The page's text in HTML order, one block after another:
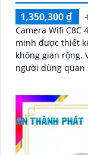
1,350,300 ₫
Camera Wifi C8C
minh được thiết
không gian rộng. Với khả năng xoay 360 độ, nó cho phép
người dùng quan